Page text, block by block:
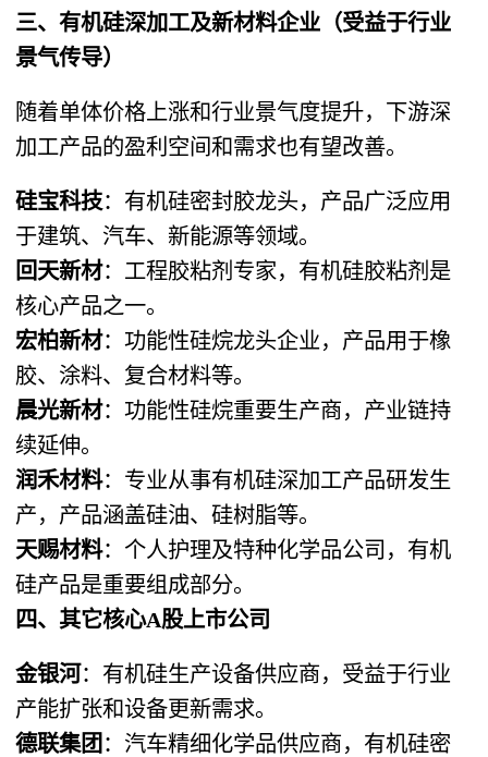
三、有机硅深加工及新材料企业（受益于行业
景气传导）
随着单体价格上涨和行业景气度提升，下游深
加工产品的盈利空间和需求也有望改善。
硅宝科技：有机硅密封胶龙头，产品广泛应用
于建筑、汽车、新能源等领域。
回天新材：工程胶粘剂专家，有机硅胶粘剂是
核心产品之一。
宏柏新材：功能性硅烷龙头企业，产品用于橡
胶、涂料、复合材料等。
晨光新材：功能性硅烷重要生产商，产业链持
续延伸。
润禾材料：专业从事有机硅深加工产品研发生
产，产品涵盖硅油、硅树脂等。
天赐材料：个人护理及特种化学品公司，有机
硅产品是重要组成部分。
四、其它核心A股上市公司
金银河：有机硅生产设备供应商，受益于行业
产能扩张和设备更新需求。
德联集团 ：汽车精细化学品供应商，有机硅密